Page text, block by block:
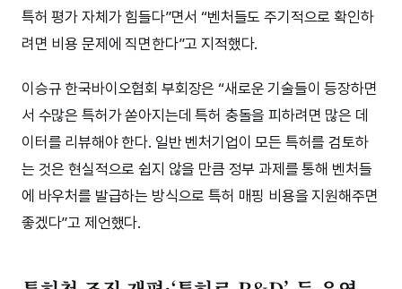
특허 평가 자체가 힘들다”면서 “벤처들도 주기적으로 확인하
려면 비용 문제에 직면한다”고 지적했다.
이승규 한국바이오협회 부회장은 “새로운 기술들이 등장하면
서 수많은 특허가 쏟아지는데 특허 충돌을 피하려면 많은 데
이터를 리뷰해야 한다. 일반 벤처기업이 모든 특허를 검토하
는 것은 현실적으로 쉽지 않을 만큼 정부 과제를 통해 벤처들
에 바우처를 발급하는 방식으로 특허 매핑 비용을 지원해주면
좋겠다”고 제언했다.